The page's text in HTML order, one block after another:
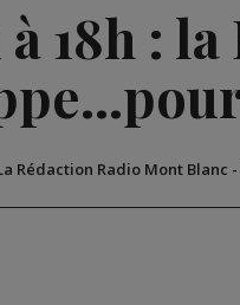
18h :
Rédaction Radio Mont Blanc -